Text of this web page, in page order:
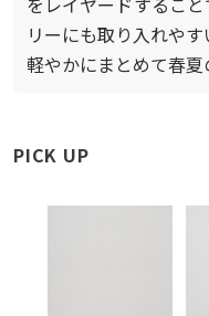
リーにも取り入れや
軽やかにまとめて春夏
PICK UP